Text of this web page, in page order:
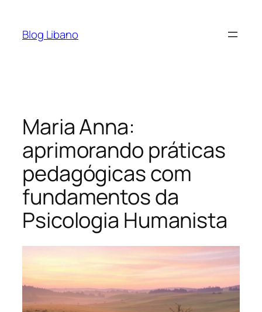
Blog Libano
Maria Anna:
aprimorando práticas
pedagógicas com
fundamentos da
Psicologia Humanista